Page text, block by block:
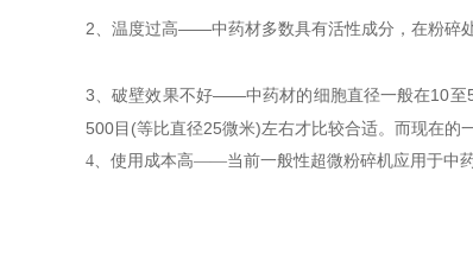
2、温度过高——中药材多数具有活性成分，在粉碎
3、破壁效果不好——中药材的细胞直径一般在10至
500目(等比直径25微米)左右才比较合适。而现在的
4、使用成本高——当前一般性超微粉碎机应用于中